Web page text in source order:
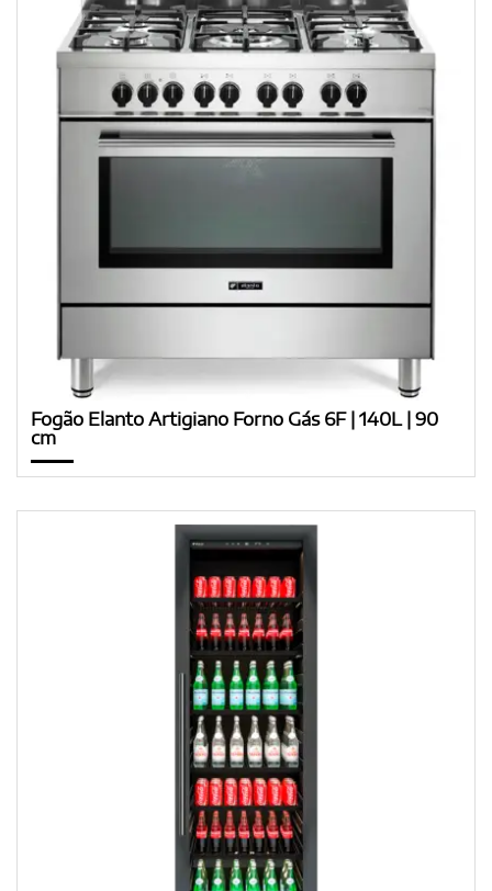
Fogão Elanto Artigiano Forno Gás 6F | 140L | 90
cm